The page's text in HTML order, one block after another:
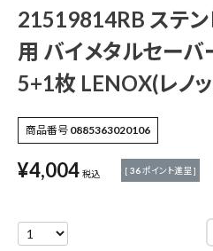
電動工具
エアー工具・機械工具
作業工具・大工道具
収納・腰袋・ワーク用品
21519814RB ステン
用 バイメタルセーバ
5+1枚 LENOX(レノ
商品番号 0885363020106
¥4,004 税込 [ 36ポイント進呈 ]